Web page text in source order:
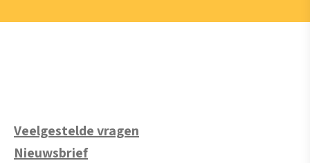
Veelgestelde vragen
Nieuwsbrief